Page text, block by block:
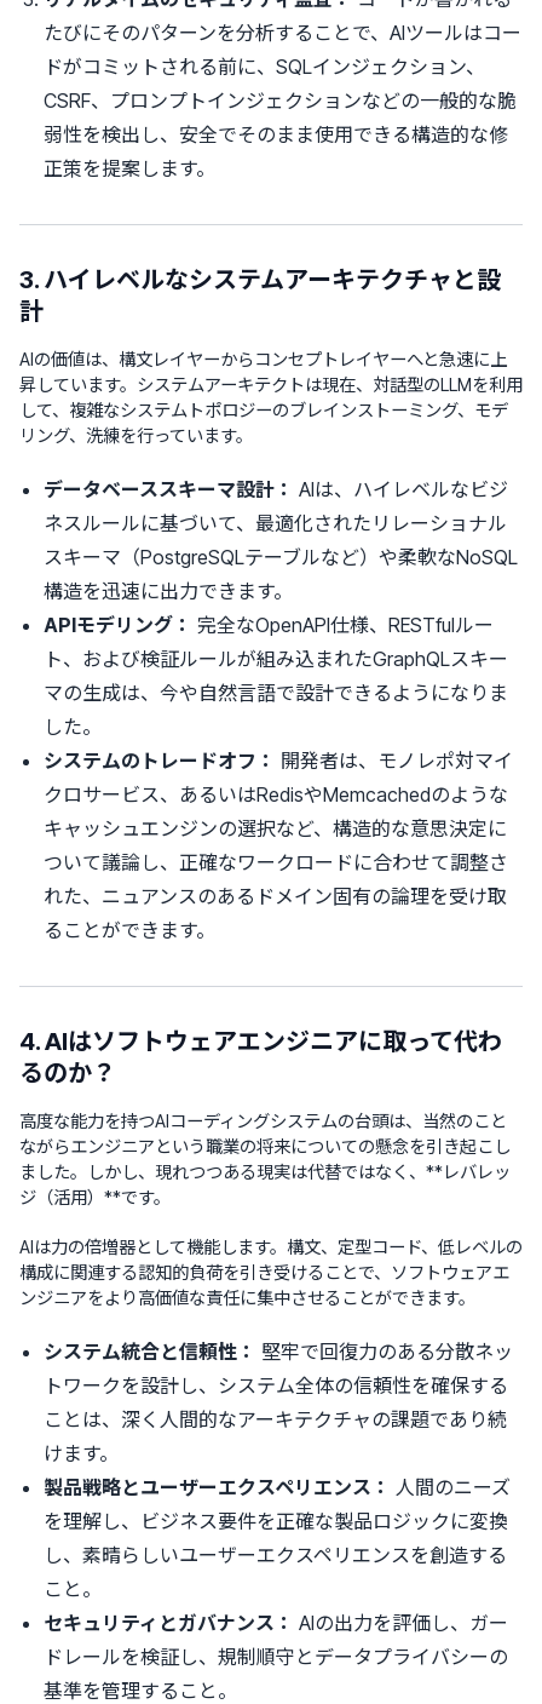
たびにそのパターンを分析することで、AIツールはコー
ドがコミットされる前に、SQLインジェクション、
CSRF、プロンプトインジェクションなどの一般的な脆
弱性を検出し、安全でそのまま使用できる構造的な修
正策を提案します。
3. ハイレベルなシステムアーキテクチャと設
計
AIの価値は、構文レイヤーからコンセプトレイヤーへと急速に上
昇しています。システムアーキテクトは現在、対話型のLLMを利用
して、複雑なシステムトポロジーのブレインストーミング、モデ
リング、洗練を行っています。
データベーススキーマ設計： AIは、ハイレベルなビジ
ネスルールに基づいて、最適化されたリレーショナル
スキーマ（PostgreSQLテーブルなど）や柔軟なNoSQL
構造を迅速に出力できます。
APIモデリング： 完全なOpenAPI仕様、RESTfulルー
ト、および検証ルールが組み込まれたGraphQLスキー
マの生成は、今や自然言語で設計できるようになりま
した。
システムのトレードオフ：
開発者は、モノレポ対マイ
クロサービス、あるいはRedisやMemcachedのような
キャッシュエンジンの選択など、構造的な意思決定に
ついて議論し、正確なワークロードに合わせて調整さ
れた、ニュアンスのあるドメイン固有の論理を受け取
ることができます。
4. AIはソフトウェアエンジニアに取って代わ
るのか？
高度な能力を持つAIコーディングシステムの台頭は、当然のこと
ながらエンジニアという職業の将来についての懸念を引き起こし
ました。しかし、現れつつある現実は代替ではなく、**レバレッ
ジ（活用）**です。
AIは力の倍増器として機能します。構文、定型コード、低レベルの
構成に関連する認知的負荷を引き受けることで、ソフトウェアエ
ンジニアをより高価値な責任に集中させることができます。
システム統合と信頼性： 堅牢で回復力のある分散ネッ
トワークを設計し、システム全体の信頼性を確保する
ことは、深く人間的なアーキテクチャの課題であり続
けます。
製品戦略とユーザーエクスペリエンス： 人間のニーズ
を理解し、ビジネス要件を正確な製品ロジックに変換
し、素晴らしいユーザーエクスペリエンスを創造する
こと。
セキュリティとガバナンス： AIの出力を評価し、ガー
ドレールを検証し、規制順守とデータプライバシーの
基準を管理すること。